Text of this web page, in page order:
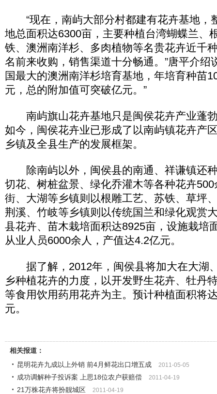
“现在，南屿大部分村都建有花卉基地，
地总面积达6300亩，主要种植台湾蝴蝶兰、
铁、澳洲南洋杉、多肉植物等名贵花卉近千
名前来收购，销售渠道十分畅通。”唐平介绍
国最大的澳洲南洋杉培育基地，年培育种苗
元，总的附加值可突破亿元。”
南屿旗山花卉基地只是闽侯花卉产业蓬
如今，闽侯花卉业已形成了以南屿镇花卉产
乡镇及全县生产的发展框架。
除南屿以外，闽侯县的南通、祥谦镇还
切花、树桩盆景、绿化乔灌木等各种花卉
街、大湖等乡镇则以根雕工艺、苏铁、草坪
荆溪、竹岐等乡镇则以传统国兰和绿化观赏
县花卉、苗木栽培面积达8925亩，设施栽培
从业人员6000余人，产值达4.2亿元。
据了解，2012年，闽侯县将加大在大湖
乡种植花卉的力度，以开发野生花卉、牡丹
等食用饮用药用花卉为主。预计种植面积将
元。
相关报道：
昆明花卉九成以上外销 前4月鲜花出口增五成
2011-05-05
成功调解种子投诉案 上思18位农户获赔偿 2011-04-19
21万株花卉将扮靓城区 2011-04-19